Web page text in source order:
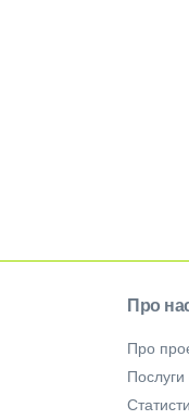
Про
Про
Послуги